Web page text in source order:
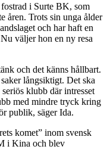
i Surte BK, som
åren. Trots sin unga ålder
och har haft en
väljer hon en ny resa
och det känns hållbart.
långsiktigt. Det ska
klubb där intresset
med mindre tryck kring
publik, säger Ida.
komet” inom svensk
i Kina och blev